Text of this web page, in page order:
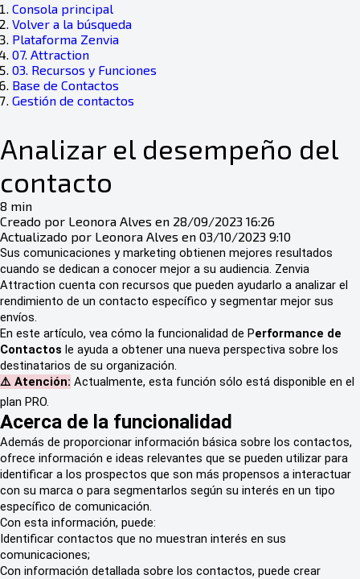
Consola principal
Volver a la búsqueda
Plataforma Zenvia
07. Attraction
03. Recursos y Funciones
Base de Contactos
Gestión de contactos
Analizar el desempeño del
contacto
8 min
Creado por Leonora Alves en 28/09/2023 16:26
Actualizado por Leonora Alves en 03/10/2023 9:10
Sus comunicaciones y marketing obtienen mejores resultados
cuando se dedican a conocer mejor a su audiencia. Zenvia
Attraction cuenta con recursos que pueden ayudarlo a analizar el
rendimiento de un contacto específico y segmentar mejor sus
envíos.
En este artículo, vea cómo la funcionalidad de Performance de
Contactos le ayuda a obtener una nueva perspectiva sobre los
destinatarios de su organización.
⚠️ Atención: Actualmente, esta función sólo está disponible en el
plan PRO.
Acerca de la funcionalidad
Además de proporcionar información básica sobre los contactos,
ofrece información e ideas relevantes que se pueden utilizar para
identificar a los prospectos que son más propensos a interactuar
con su marca o para segmentarlos según su interés en un tipo
específico de comunicación.
Con esta información, puede:
Identificar contactos que no muestran interés en sus
comunicaciones;
Con información detallada sobre los contactos, puede crear